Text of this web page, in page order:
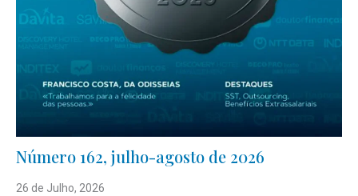
Número 162, julho-agosto de 2026
26 de Julho, 2026